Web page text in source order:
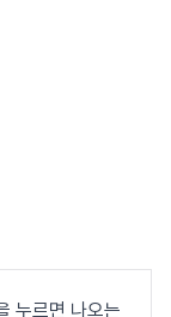
누르면 나오는